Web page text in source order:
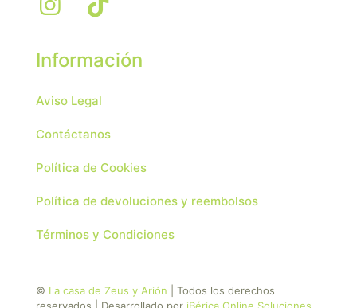
Información
Aviso Legal
Contáctanos
Política de Cookies
Política de devoluciones y reembolsos
Términos y Condiciones
© La casa de Zeus y Arión | Todos los derechos